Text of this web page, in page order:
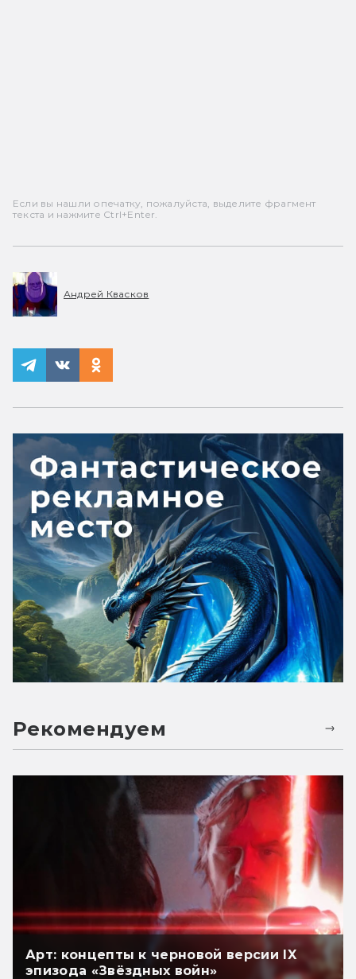
Если вы нашли опечатку, пожалуйста, выделите фрагмент
текста и нажмите Ctrl+Enter.
Андрей Квасков
Рекомендуем
Арт: концепты к черновой версии IX
эпизода «Звёздных войн»